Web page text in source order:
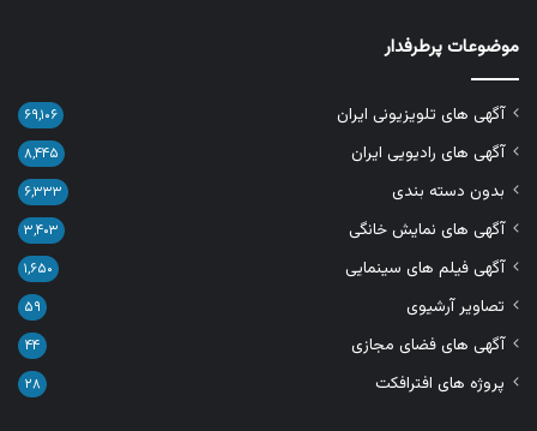
موضوعات پرطرفدار
آگهی های تلویزیونی ایران ۶۹,۱۰۶
آگهی های رادیویی ایران ۸,۴۴۵
بدون دسته بندی ۶,۳۳۳
آگهی های نمایش خانگی ۳,۴۰۳
آگهی فیلم های سینمایی ۱,۶۵۰
تصاویر آرشیوی ۵۹
آگهی های فضای مجازی ۴۴
پروژه های افترافکت ۲۸